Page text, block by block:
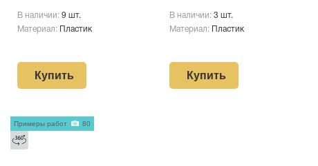
В наличии: 9 шт.
Материал:
Пластик
Купить
В наличии: 3 шт.
Материал:
Пластик
Купить
Примеры работ 80